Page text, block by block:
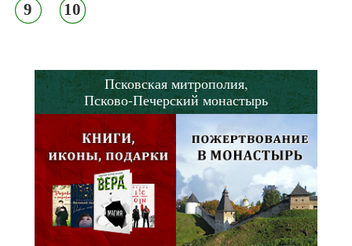
9 10
Псковская митрополия,
Псково-Печерский монастырь